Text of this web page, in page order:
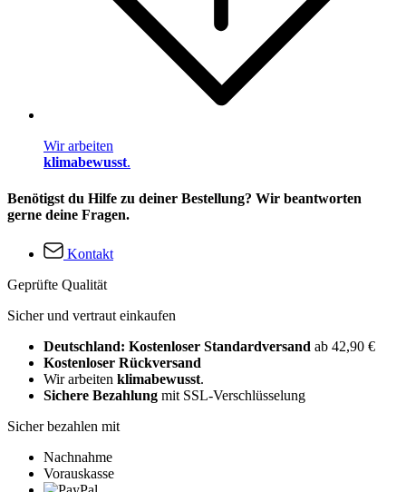
Wir arbeiten
klimabewusst.
Benötigst du Hilfe zu deiner Bestellung? Wir beantworten
gerne deine Fragen.
Kontakt
Geprüfte Qualität
Sicher und vertraut einkaufen
Deutschland: Kostenloser Standardversand ab 42,90 €
Kostenloser Rückversand
Wir arbeiten klimabewusst.
Sichere Bezahlung mit SSL-Verschlüsselung
Sicher bezahlen mit
Nachnahme
Vorauskasse